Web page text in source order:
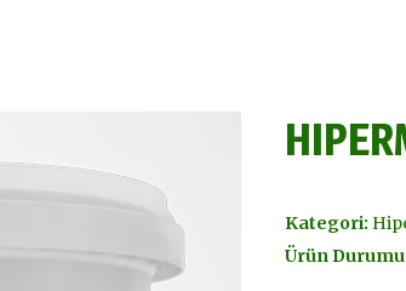
Kategori:
Ürün